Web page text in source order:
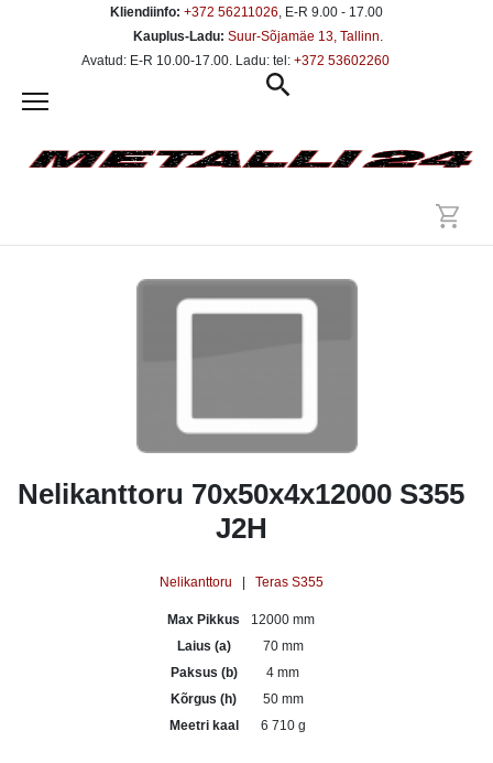
Kliendiinfo: +372 56211026, E-R 9.00 - 17.00
Kauplus-Ladu: Suur-Sõjamäe 13, Tallinn.
Avatud: E-R 10.00-17.00. Ladu: tel: +372 53602260
Nelikanttoru 70x50x4x12000 S355
J2H
Nelikanttoru Teras S355
Max Pikkus
12000 mm
Laius (a)
70 mm
Paksus (b)
4 mm
Kõrgus (h)
50 mm
Meetri kaal
6 710 g